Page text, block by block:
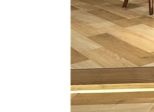
理想混蛋號召粉絲跨